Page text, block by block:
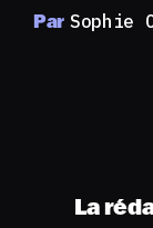
Par Sophie
La